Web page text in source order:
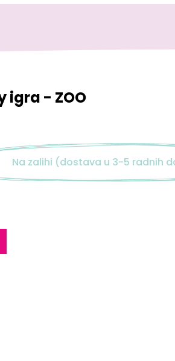
igra - ZOO
Na zalihi (dostava u 3-5 radnih